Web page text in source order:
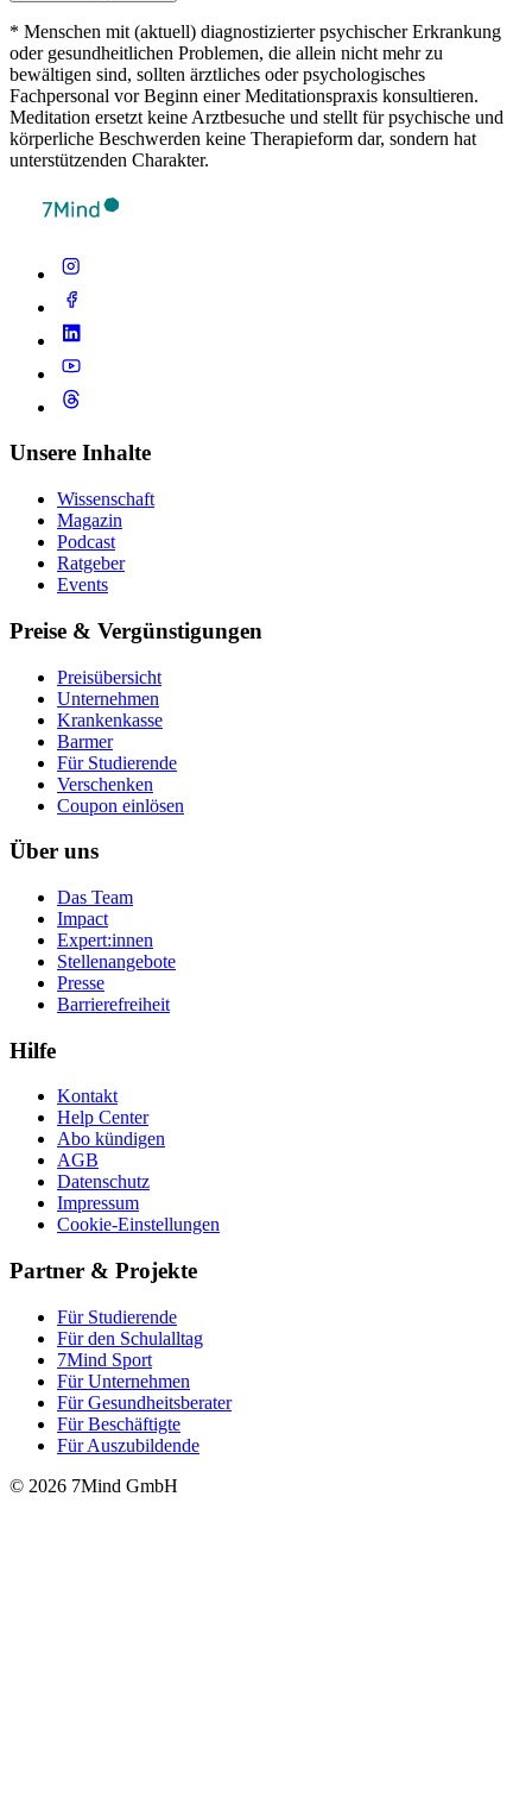
* Menschen mit (aktuell) diagnostizierter psychischer Erkrankung
oder gesundheitlichen Problemen, die allein nicht mehr zu
bewältigen sind, sollten ärztliches oder psychologisches
Fachpersonal vor Beginn einer Meditationspraxis konsultieren.
Meditation ersetzt keine Arztbesuche und stellt für psychische und
körperliche Beschwerden keine Therapieform dar, sondern hat
unterstützenden Charakter.
Unsere Inhalte
Wissenschaft
Magazin
Podcast
Ratgeber
Events
Preise & Vergünstigungen
Preisübersicht
Unternehmen
Krankenkasse
Barmer
Für Studierende
Ver­schen­ken
Coupon einlösen
Über uns
Das Team
Impact
Expert:innen
Stellenangebote
Presse
Barrierefreiheit
Hilfe
Kontakt
Help Center
Abo kündigen
AGB
Datenschutz
Impressum
Cookie-Einstellungen
Partner & Projekte
Für Stu­die­rende
Für den Schulalltag
7Mind Sport
Für Unter­neh­men
Für Gesund­heits­be­ra­ter
Für Beschäftigte
Für Auszubildende
© 2026 7Mind GmbH